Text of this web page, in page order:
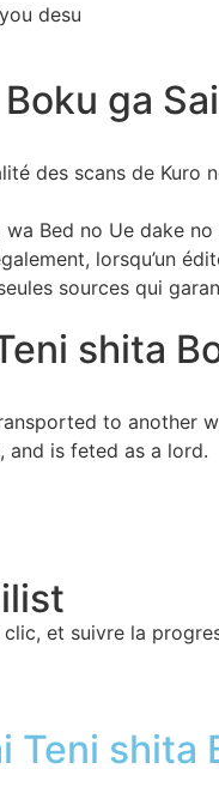
desu
ga
des scans de
Bed no Ue dake
lorsqu’un
sources qui
shita
to another
and is feted as a lord.
et suivre la